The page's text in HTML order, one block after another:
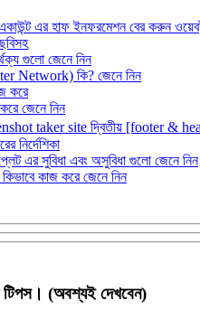
এর হাফ ইনফরমেশন বের করুন
গুলো জেনে নিন
Network) কি? জেনে নিন
করে
জেনে নিন
taker site দ্বিতীয় [footer &
নির্দেশিকা
এর সুবিধা এবং অসুবিধা গুলো জেনে নিন
কাজ করে জেনে নিন
টিপস। (অবশ্যই দেখবেন)